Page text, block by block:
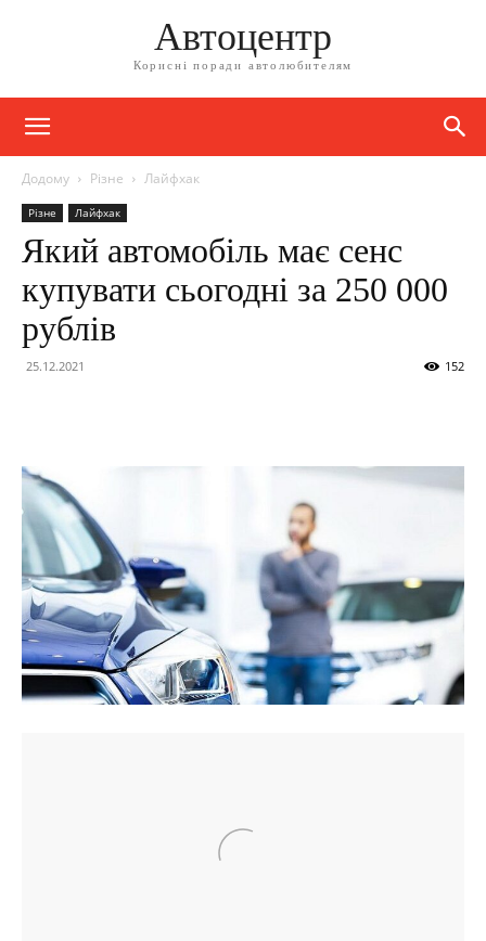
Автоцентр
Корисні поради автолюбителям
Додому Різне Лайфхак
Різне Лайфхак
Який автомобіль має сенс
купувати сьогодні за 250 000
рублів
25.12.2021 152